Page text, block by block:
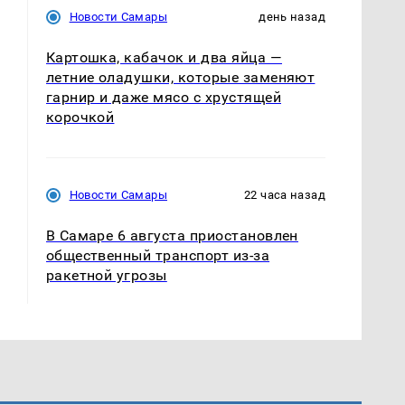
Новости Самары день назад
Картошка, кабачок и два яйца —
летние оладушки, которые заменяют
гарнир и даже мясо с хрустящей
корочкой
Новости Самары 22 часа назад
В Самаре 6 августа приостановлен
общественный транспорт из-за
ракетной угрозы